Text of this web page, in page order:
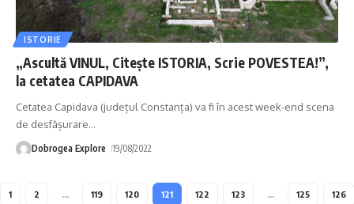
ISTORIE
„Ascultă VINUL, Citește ISTORIA, Scrie POVESTEA!”,
la cetatea CAPIDAVA
Cetatea Capidava (județul Constanța) va fi în acest week-end scena
de desfășurare…
Dobrogea Explore 19/08/2022
1 2 119 120 121 122 123 125 126